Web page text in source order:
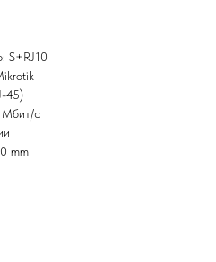
S+RJ10
45)
Мбит/с
mm